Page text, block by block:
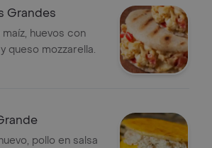
Grandes
huevos con
queso mozzarella.
pollo en salsa